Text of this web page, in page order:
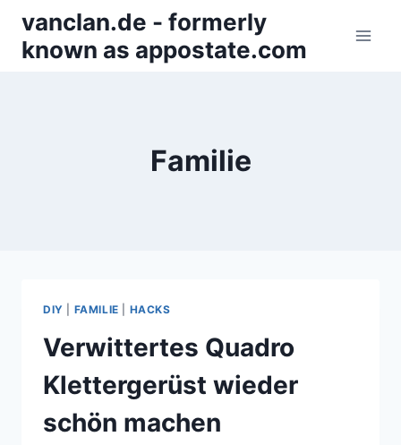
Inhalt
springen
vanclan.de - formerly
known as appostate.com
Familie
DIY FAMILIE HACKS
Verwittertes Quadro
Klettergerüst wieder
schön machen